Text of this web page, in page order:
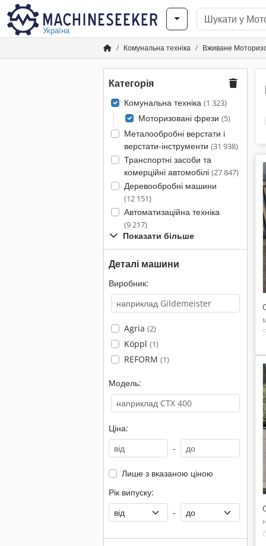
Україна
Комунальна техніка Вживане
Категорія
Комунальна техніка (1 323)
Моторизовані фрези (5)
Металообробні верстати і
верстати-інструменти (31 938)
Транспортні засоби та
комерційні автомобілі (27 847)
Деревообробні машини
(12 151)
Автоматизаційна техніка
(9 217)
Показати більше
Деталі машини
Виробник:
Agria (2)
Köppl (1)
REFORM (1)
Модель:
Ціна:
-
Лише з вказаною ціною
Рік випуску:
-